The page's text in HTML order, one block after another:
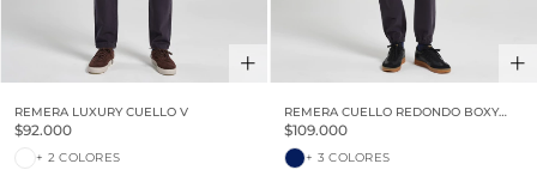
REMERA LUXURY CUELLO V
$92.000
+ 2 COLORES
REMERA CUELLO REDONDO BOXY
LUXURY TOUCH
$109.000
+ 3 COLORES